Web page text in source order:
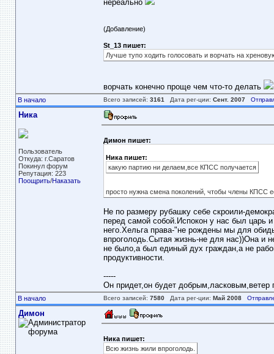
нереально
(Добавление)
St_13 пишет:
Лучше тупо ходить голосовать и ворчать на
ворчать конечно проще чем что-то делать
В начало Всего записей: 3161 Дата рег-ции: Сент. 2007
Ника
Пользователь
Откуда: г.Саратов
Покинул форум
Репутация: 223
Поощрить/Наказать
Димон пишет:
Ника пишет:
какую партию ни делаем,все КПСС получается
просто нужна смена поколений, чтобы члены КПСС
Не по размеру рубашку себе скроили-
перед самой собой.Испокон у нас был царь
него.Хельга права-"не рождены мы для
впроголодь.Сытая жизнь-не для нас))Она и
не было,а был единый дух граждан,а не
продуктивности.
-----
Он придет,он будет добрым,ласковым,ветер
В начало Всего записей: 7580Дата рег-ции: Май 2008
Димон
Ника пишет:
Всю жизнь жили впроголодь.